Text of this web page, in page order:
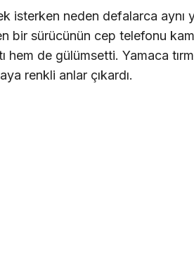
isterken neden defalarca aynı
bir sürücünün cep telefonu
hem de gülümsetti. Yamaca
renkli anlar çıkardı.